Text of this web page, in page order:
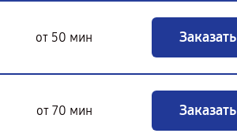
от 50 мин Заказать
от 70 мин Заказать